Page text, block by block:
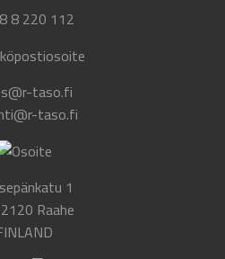
8 220 112
taso.fi
taso.fi
1
Raahe